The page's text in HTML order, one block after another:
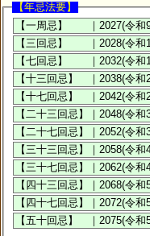
【年忌法要】